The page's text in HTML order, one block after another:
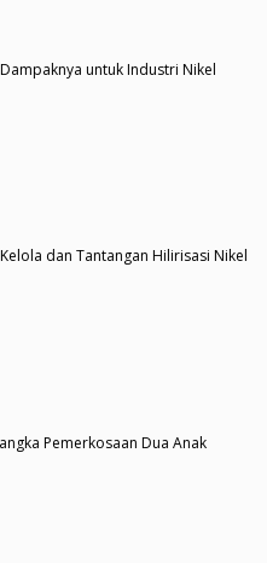
untuk Industri Nikel
dan Tantangan Hilirisasi Nikel
Pemerkosaan Dua Anak